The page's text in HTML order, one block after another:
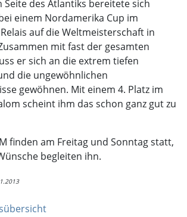
Seite des Atlantiks bereitete sich
einem Nordamerika Cup im
auf die Weltmeisterschaft in
mit fast der gesamten
er sich an die extrem tiefen
die ungewöhnlichen
gewöhnen. Mit einem 4. Platz im
scheint ihm das schon ganz gut zu
finden am Freitag und Sonntag statt,
begleiten ihn.